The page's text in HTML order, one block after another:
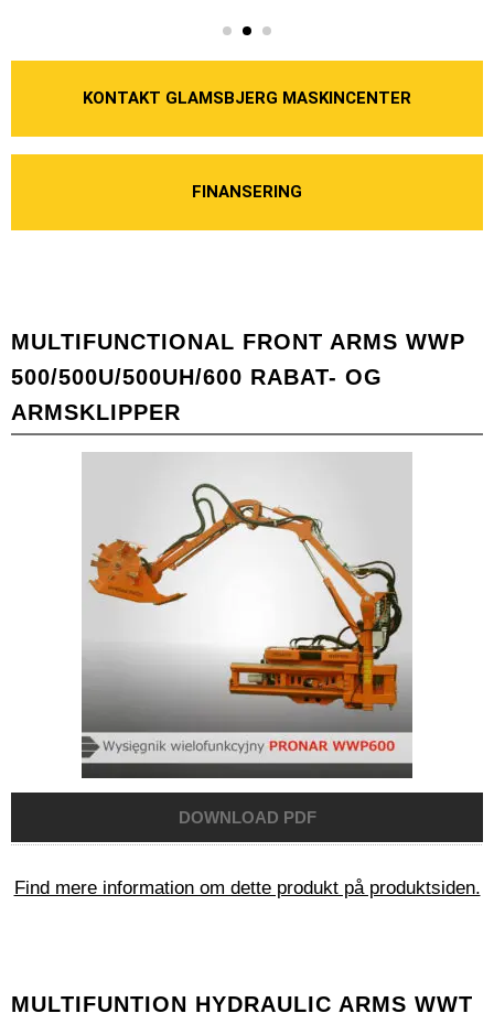
KONTAKT GLAMSBJERG MASKINCENTER
FINANSERING
MULTIFUNCTIONAL FRONT ARMS WWP
500/500U/500UH/600 RABAT- OG
ARMSKLIPPER
Find mere information om dette produkt på produktsiden.
MULTIFUNTION HYDRAULIC ARMS WWT